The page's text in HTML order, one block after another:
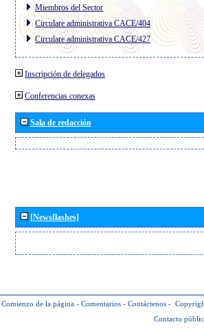
Miembros del Sector
Circulare administrativa CACE/404
Circulare administrativa CACE/427
Inscripción de delegados
Conferencias conexas
Sala de redacción
[Newsflashes]
Comienzo de la página - Comentarios - Contáctenos -
Contacto